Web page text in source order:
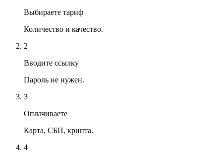
Выбираете тариф
Количество и качество.
2
Вводите ссылку
Пароль не нужен.
3
Оплачиваете
Карта, СБП, крипта.
4